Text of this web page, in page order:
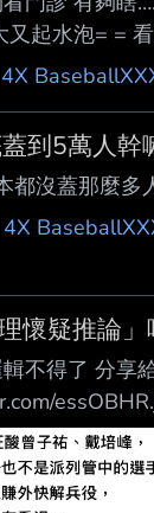
又起水泡= =
請推 早日康復
4X
到5萬人幹
都沒蓋那麼多
4X
懷疑推論
不得了 分享